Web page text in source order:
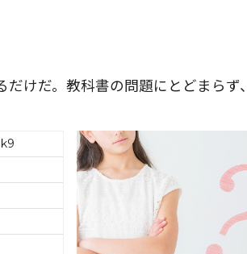
けだ。教科書の問題にとどまらず、